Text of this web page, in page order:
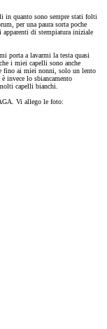
in quanto sono sempre stati folti
per una paura sorta poche
di stempiatura iniziale
porta a lavarmi la testa quasi
i miei capelli sono anche
fino ai miei nonni, solo un lento
invece lo sbiancamento
capelli bianchi.
Vi allego le foto: